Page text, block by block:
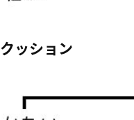
クッション